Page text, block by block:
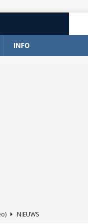
INFO
NIEUWS